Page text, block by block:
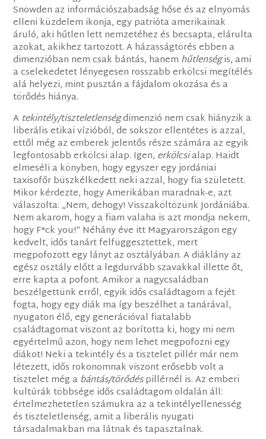
Snowden az információszabadság hőse és az elnyomás
elleni küzdelem ikonja, egy patrióta amerikainak
áruló, aki hűtlen lett nemzetéhez és becsapta, elárulta
azokat, akikhez tartozott. A házasságtörés ebben a
dimenzióban nem csak bántás, hanem hűtlenségis, ami
a cselekedetet lényegesen rosszabb erkölcsi megítélés
alá helyezi, mint pusztán a fájdalom okozása és a
törődés hiánya.
A tekintély/tiszteletlenségdimenzió nem csak hiányzik a
liberális etikai vízióból, de sokszor ellentétes is azzal,
ettől még az emberek jelentős része számára az egyik
legfontosabb erkölcsi alap. Igen, erkölcsialap. Haidt
elmeséli a könyben, hogy egyszer egy jordániai
taxisofőr büszkélkedett neki azzal, hogy fia született.
Mikor kérdezte, hogy Amerikában maradnak-e, azt
válaszolta: „Nem, dehogy! Visszaköltözünk Jordániába.
Nem akarom, hogy a fiam valaha is azt mondja nekem,
hogy F*ck you!” Néhány éve itt Magyarországon egy
kedvelt, idős tanárt felfüggesztettek, mert
megpofozott egy lányt az osztályában. A diáklány az
egész osztály előtt a legdurvább szavakkal illette őt,
erre kapta a pofont. Amikor a nagycsaládban
beszélgettünk erről, egyik idős családtagom a fejét
fogta, hogy egy diák ma így beszélhet a tanárával,
nyugaton élő, egy generációval fiatalabb
családtagomat viszont az borította ki, hogy mi nem
egyértelmű azon, hogy nem lehet megpofozni egy
diákot! Neki a tekintély és a tisztelet pillér már nem
létezett, idős rokonomnak viszont erősebb volt a
tisztelet még abántás/törődéspillérnél is. Az emberi
kultúrák többsége idős családtagom oldalán áll:
értelmezhetetlen számukra az a tekintélyellenesség
és tiszteletlenség, amit a liberális nyugati
társadalmakban ma látnak és tapasztalnak.